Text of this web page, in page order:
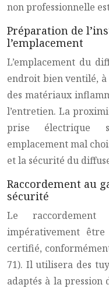
non professionnelle
Préparation de
l’emplacement
L’emplacement du
endroit bien ventilé,
des matériaux
l’entretien. La
prise électrique
emplacement mal
et la sécurité du
Raccordement au
sécurité
Le
impérativement
certifié,
71). Il utilisera des
adaptés à la pression